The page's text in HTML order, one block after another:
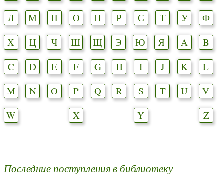
Л
М Н О П Р С Т У
Ф
Х
Ц Ч Ш Щ Э Ю Я A
B
C
D E F G H I J K
L
M
N O P Q R S T U
V
W
X Y Z
Последние поступления в библиотеку